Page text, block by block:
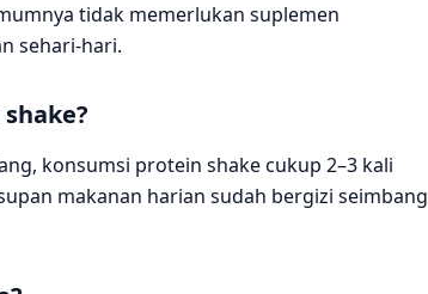
tidak memerlukan suplemen
sehari-hari.
konsumsi protein shake cukup 2–3 kali
makanan harian sudah bergizi seimbang